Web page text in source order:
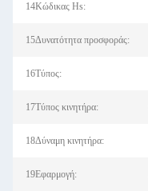
14Κώδικας Hs:
15Δυνατότητα προσφοράς:
16Τύπος:
17Τύπος κινητήρα:
18Δύναμη κινητήρα:
19Εφαρμογή: